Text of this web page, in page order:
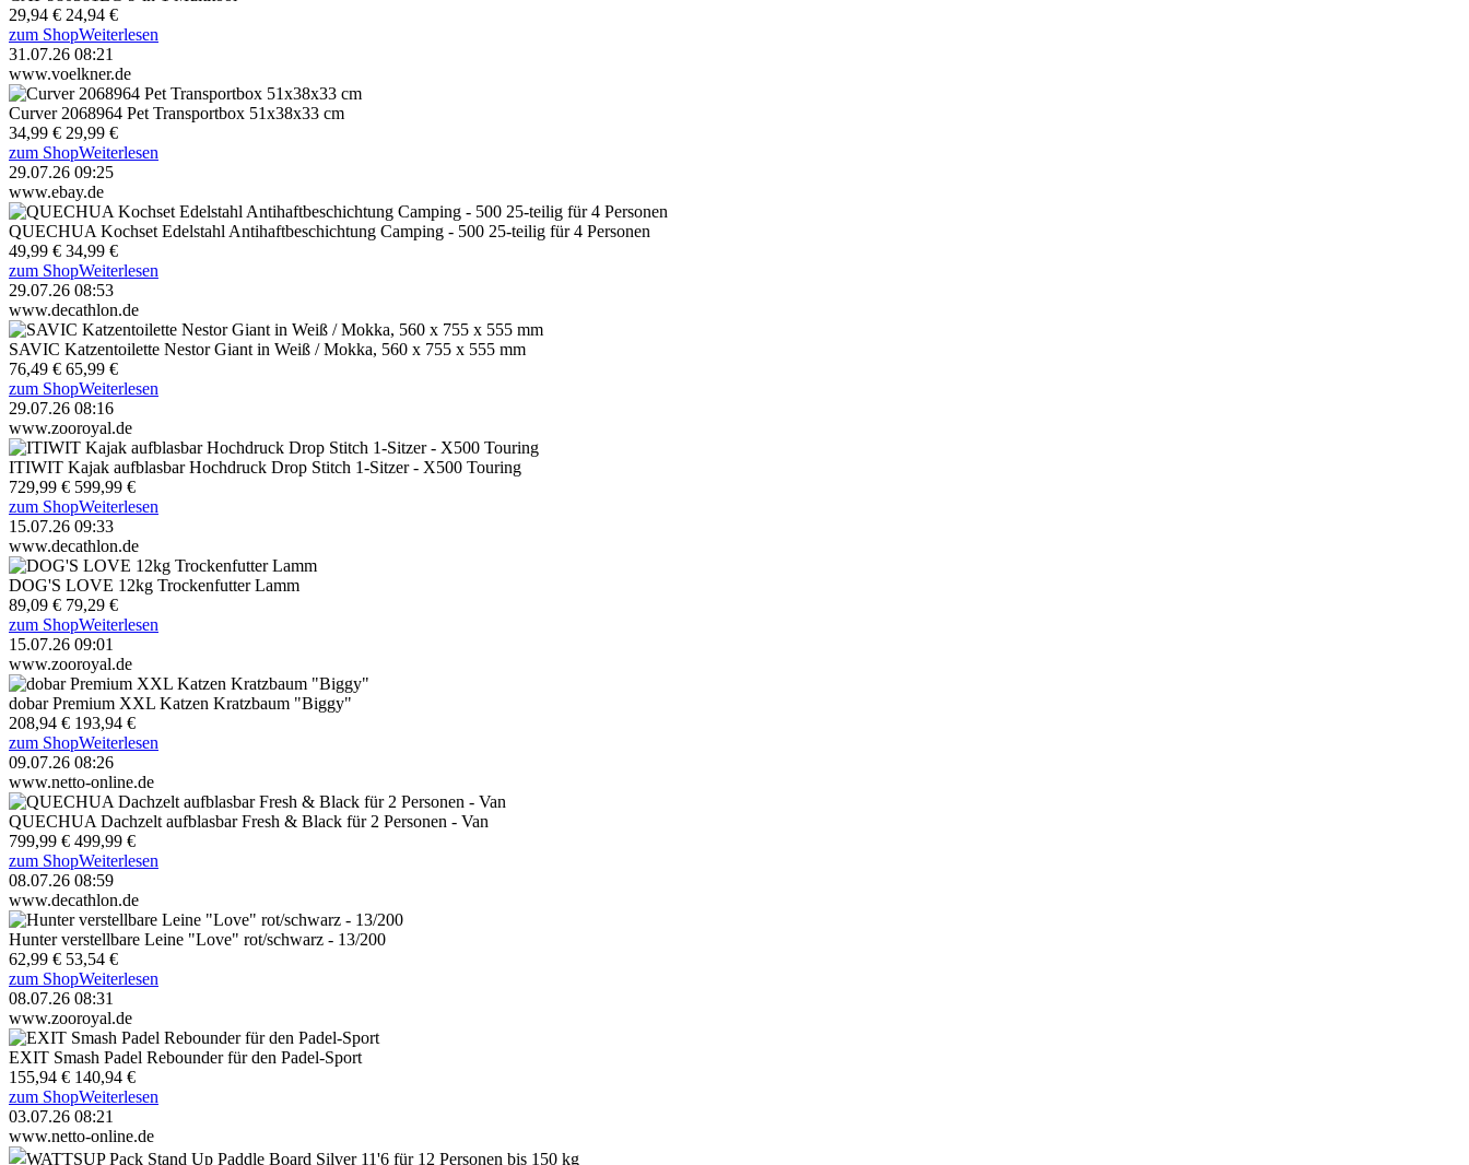
29,94 € 24,94 €
zum ShopWeiterlesen
31.07.26 08:21
www.voelkner.de
Curver 2068964 Pet Transportbox 51x38x33 cm
34,99 € 29,99 €
zum ShopWeiterlesen
29.07.26 09:25
www.ebay.de
QUECHUA Kochset Edelstahl Antihaftbeschichtung Camping - 500 25-teilig für 4 Personen
49,99 € 34,99 €
zum ShopWeiterlesen
29.07.26 08:53
www.decathlon.de
SAVIC Katzentoilette Nestor Giant in Weiß / Mokka, 560 x 755 x 555 mm
76,49 € 65,99 €
zum ShopWeiterlesen
29.07.26 08:16
www.zooroyal.de
ITIWIT Kajak aufblasbar Hochdruck Drop Stitch 1-Sitzer - X500 Touring
729,99 € 599,99 €
zum ShopWeiterlesen
15.07.26 09:33
www.decathlon.de
DOG'S LOVE 12kg Trockenfutter Lamm
89,09 € 79,29 €
zum ShopWeiterlesen
15.07.26 09:01
www.zooroyal.de
dobar Premium XXL Katzen Kratzbaum "Biggy"
208,94 € 193,94 €
zum ShopWeiterlesen
09.07.26 08:26
www.netto-online.de
QUECHUA Dachzelt aufblasbar Fresh & Black für 2 Personen - Van
799,99 € 499,99 €
zum ShopWeiterlesen
08.07.26 08:59
www.decathlon.de
Hunter verstellbare Leine "Love" rot/schwarz - 13/200
62,99 € 53,54 €
zum ShopWeiterlesen
08.07.26 08:31
www.zooroyal.de
EXIT Smash Padel Rebounder für den Padel-Sport
155,94 € 140,94 €
zum ShopWeiterlesen
03.07.26 08:21
www.netto-online.de